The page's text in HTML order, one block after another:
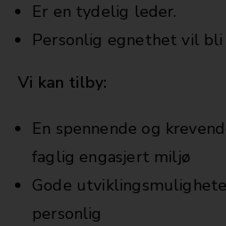
Er en tydelig leder.
Personlig egnethet vil
Vi kan tilby:
En spennende og
faglig engasjert miljø
Gode
personlig